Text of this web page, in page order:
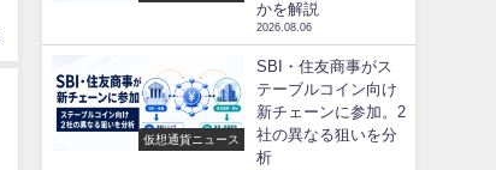
かを解説
2026.08.06
仮想通貨ニュース
SBI・住友商事がス
テーブルコイン向け
新チェーンに参加。2
社の異なる狙いを分
析